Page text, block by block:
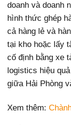
doanh và doanh
hình thức ghép
cả hàng lẻ và
tại kho hoặc lấy
cố định bằng xe
logistics hiệu
giữa Hải Phòng
Xem thêm: